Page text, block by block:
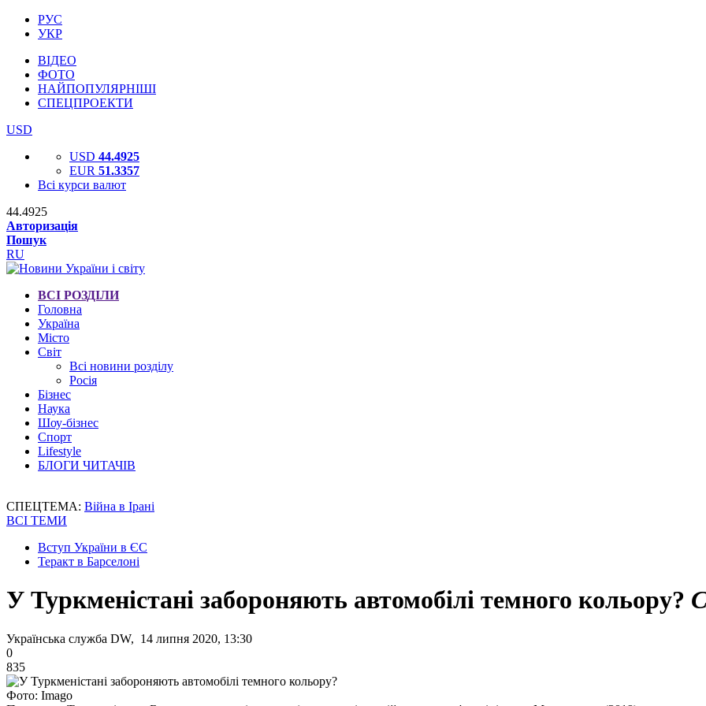
РУС
УКР
ВІДЕО
ФОТО
НАЙПОПУЛЯРНІШІ
СПЕЦПРОЕКТИ
USD
USD 44.4925
EUR 51.3357
Всі курси валют
44.4925
Авторизація
Пошук
RU
ВСІ РОЗДІЛИ
Головна
Україна
Місто
Світ
Всі новини розділу
Росія
Бізнес
Наука
Шоу-бізнес
Спорт
Lifestyle
БЛОГИ ЧИТАЧІВ
СПЕЦТЕМА: Війна в Ірані
ВСІ ТЕМИ
Вступ України в ЄС
Теракт в Барселоні
У Туркменістані забороняють автомобілі темного кольору?
Українська служба DW, 14 липня 2020, 13:30
0
835
Фото: Imagо